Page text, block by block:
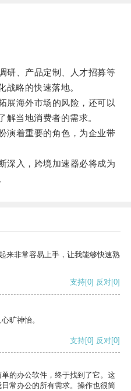
、产品定制、人才招募等
战略的快速落地。
海外市场的风险，还可以
解当地消费者的需求。
着重要的角色，为企业带
入，跨境加速器必将成为
来非常容易上手，让我能够快速熟
支持[0] 反对[0]
旷神怡。
支持[0] 反对[0]
的办公软件，终于找到了它。这
常办公的所有需求。操作也很简